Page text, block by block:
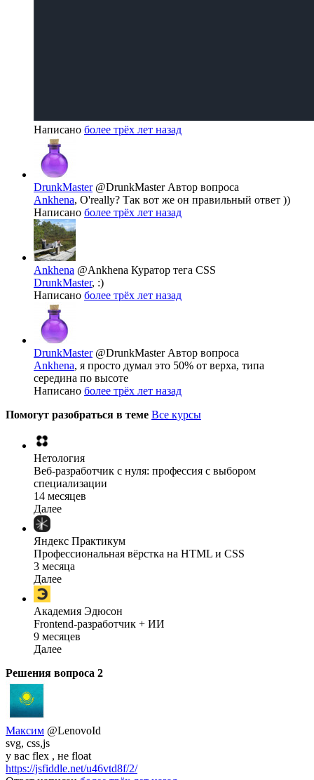
Написано более трёх лет назад
DrunkMaster @DrunkMaster Автор вопроса
Ankhena, O'really? Так вот же он правильный ответ ))
Написано более трёх лет назад
Ankhena @Ankhena Куратор тега CSS
DrunkMaster, :)
Написано более трёх лет назад
DrunkMaster @DrunkMaster Автор вопроса
Ankhena, я просто думал это 50% от верха, типа
середина по высоте
Написано более трёх лет назад
Помогут разобраться в теме Все курсы
Нетология
Веб-разработчик с нуля: профессия с выбором
специализации
14 месяцев
Далее
Яндекс Практикум
Профессиональная вёрстка на HTML и CSS
3 месяца
Далее
Академия Эдюсон
Frontend-разработчик + ИИ
9 месяцев
Далее
Решения вопроса 2
Максим @LenovoId
svg, css,js
у вас flex , не float
https://jsfiddle.net/u46vtd8f/2/